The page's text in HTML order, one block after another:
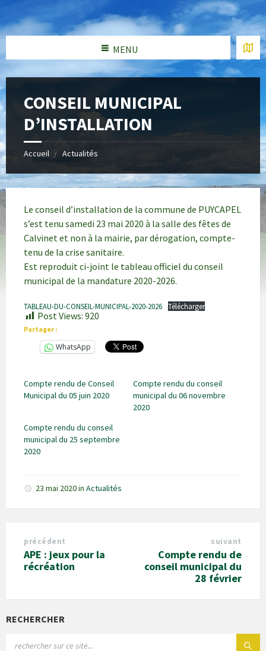
MENU
CONSEIL MUNICIPAL
D’INSTALLATION
Accueil Actualités
Le conseil d’installation de la commune de PUYCAPEL
s’est tenu samedi 23 mai 2020 à la salle des fêtes de
Calvinet et non à la mairie, par dérogation, compte-
tenu de la crise sanitaire.
Est reproduit ci-joint le tableau officiel du conseil
municipal de la mandature 2020-2026.
TABLEAU-DU-CONSEIL-MUNICIPAL-2020-2026 Télécharger
Post Views: 920
Partager :
WhatsApp
Compte rendu de Conseil
Municipal du 05 juin 2020
Compte rendu du conseil
municipal du 06 novembre
2020
Compte rendu du conseil
municipal du 25 septembre
2020
23 mai 2020in Actualités
précédent
APE : jeux pour la
récréation
suivant
Compte rendu de
conseil municipal du
28 février
RECHERCHER